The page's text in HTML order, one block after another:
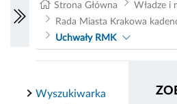
Strona Główna
Władze i
Rada Miasta Krakowa
Uchwały RMK
Wyszukiwarka